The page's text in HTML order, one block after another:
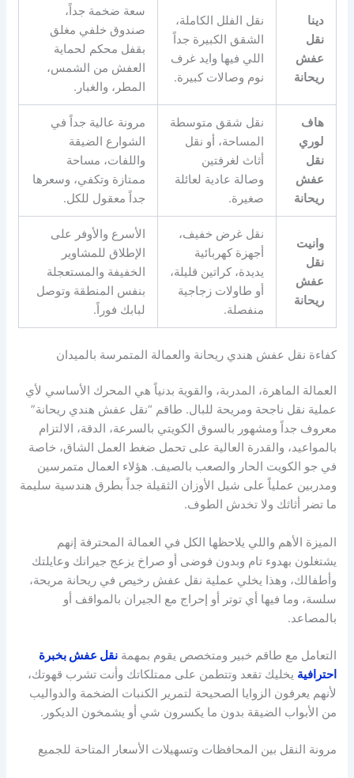
دينا
نقل
عفش
ريحانة
نقل الفلل الكاملة،
الشقق الكبيرة جداً
اللي فيها وايد غرف
نوم وصالات كبيرة.
سعة ضخمة جداً،
صندوق خلفي مغلق
بقفل محكم لحماية
العفش من الشمس،
المطر، والغبار.
هاف
لوري
نقل
عفش
ريحانة
نقل شقق متوسطة
المساحة، أو نقل
أثاث لغرفتين
وصالة عادية لعائلة
صغيرة.
مرونة عالية جداً في
الشوارع الضيقة
واللفات، مساحة
ممتازة وتكفي، وسعرها
جداً معقول للكل.
وانيت
نقل
عفش
ريحانة
نقل غرض خفيف،
أجهزة كهربائية
يديدة، كراتين قليلة،
أو طاولات زجاجية
منفصلة.
الأسرع والأوفر على
الإطلاق للمشاوير
الخفيفة والمستعجلة
بنفس المنطقة وتوصل
لبابك فوراً.
كفاءة نقل عفش هندي ريحانة والعمالة المتمرسة بالميدان
العمالة الماهرة، المدربة، والقوية بدنياً هي المحرك الأساسي لأي
عملية نقل ناجحة ومريحة للبال. طاقم “نقل عفش هندي ريحانة”
معروف جداً ومشهور بالسوق الكويتي بالسرعة، الدقة، الالتزام
بالمواعيد، والقدرة العالية على تحمل ضغط العمل الشاق، خاصة
في جو الكويت الحار والصعب بالصيف. هؤلاء العمال متمرسين
ومدربين عملياً على شيل الأوزان الثقيلة جداً بطرق هندسية سليمة
ما تضر أثاثك ولا تخدش الطوف.
الميزة الأهم واللي يلاحظها الكل في العمالة المحترفة إنهم
يشتغلون بهدوء تام وبدون فوضى أو صراخ يزعج جيرانك وعايلتك
وأطفالك، وهذا يخلي عملية نقل عفش رخيص في ريحانة مريحة،
سلسة، وما فيها أي توتر أو إحراج مع الجيران بالمواقف أو
بالمصاعد.
التعامل مع طاقم خبير ومتخصص يقوم بمهمةنقل عفش بخبرة
احترافية يخليك تقعد وتتطمن على ممتلكاتك وأنت تشرب قهوتك،
لأنهم يعرفون الزوايا الصحيحة لتمرير الكنبات الضخمة والدواليب
من الأبواب الضيقة بدون ما يكسرون شي أو يشمخون الديكور.
مرونة النقل بين المحافظات وتسهيلات الأسعار المتاحة للجميع